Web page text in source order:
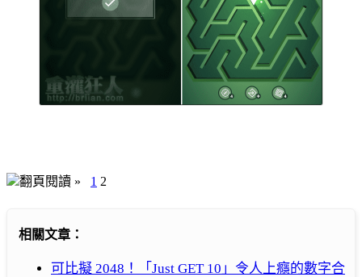
翻頁閱讀 » 1 2
相關文章：
可比擬 2048！「Just GET 10」令人上癮的數字合